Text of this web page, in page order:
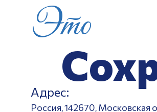
Это
Адрес:
Россия, 142670, Московская